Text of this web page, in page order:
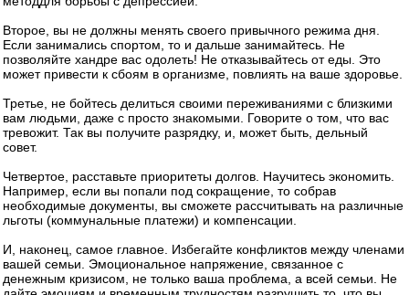
Второе, вы не должны менять своего привычного режима дня.
Если занимались спортом, то и дальше занимайтесь. Не
позволяйте хандре вас одолеть! Не отказывайтесь от еды. Это
может привести к сбоям в организме, повлиять на ваше здоровье.
Третье, не бойтесь делиться своими переживаниями с близкими
вам людьми, даже с просто знакомыми. Говорите о том, что вас
тревожит. Так вы получите разрядку, и, может быть, дельный
совет.
Четвертое, расставьте приоритеты долгов. Научитесь экономить.
Например, если вы попали под сокращение, то собрав
необходимые документы, вы сможете рассчитывать на различные
льготы (коммунальные платежи) и компенсации.
И, наконец, самое главное. Избегайте конфликтов между членами
вашей семьи. Эмоциональное напряжение, связанное с
денежным кризисом, не только ваша проблема, а всей семьи. Не